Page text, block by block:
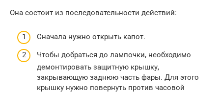
Она состоит из последовательности действий:
Сначала нужно открыть капот.
Чтобы добраться до лампочки, необходимо
демонтировать защитную крышку,
закрывающую заднюю часть фары. Для этого
крышку нужно повернуть против часовой